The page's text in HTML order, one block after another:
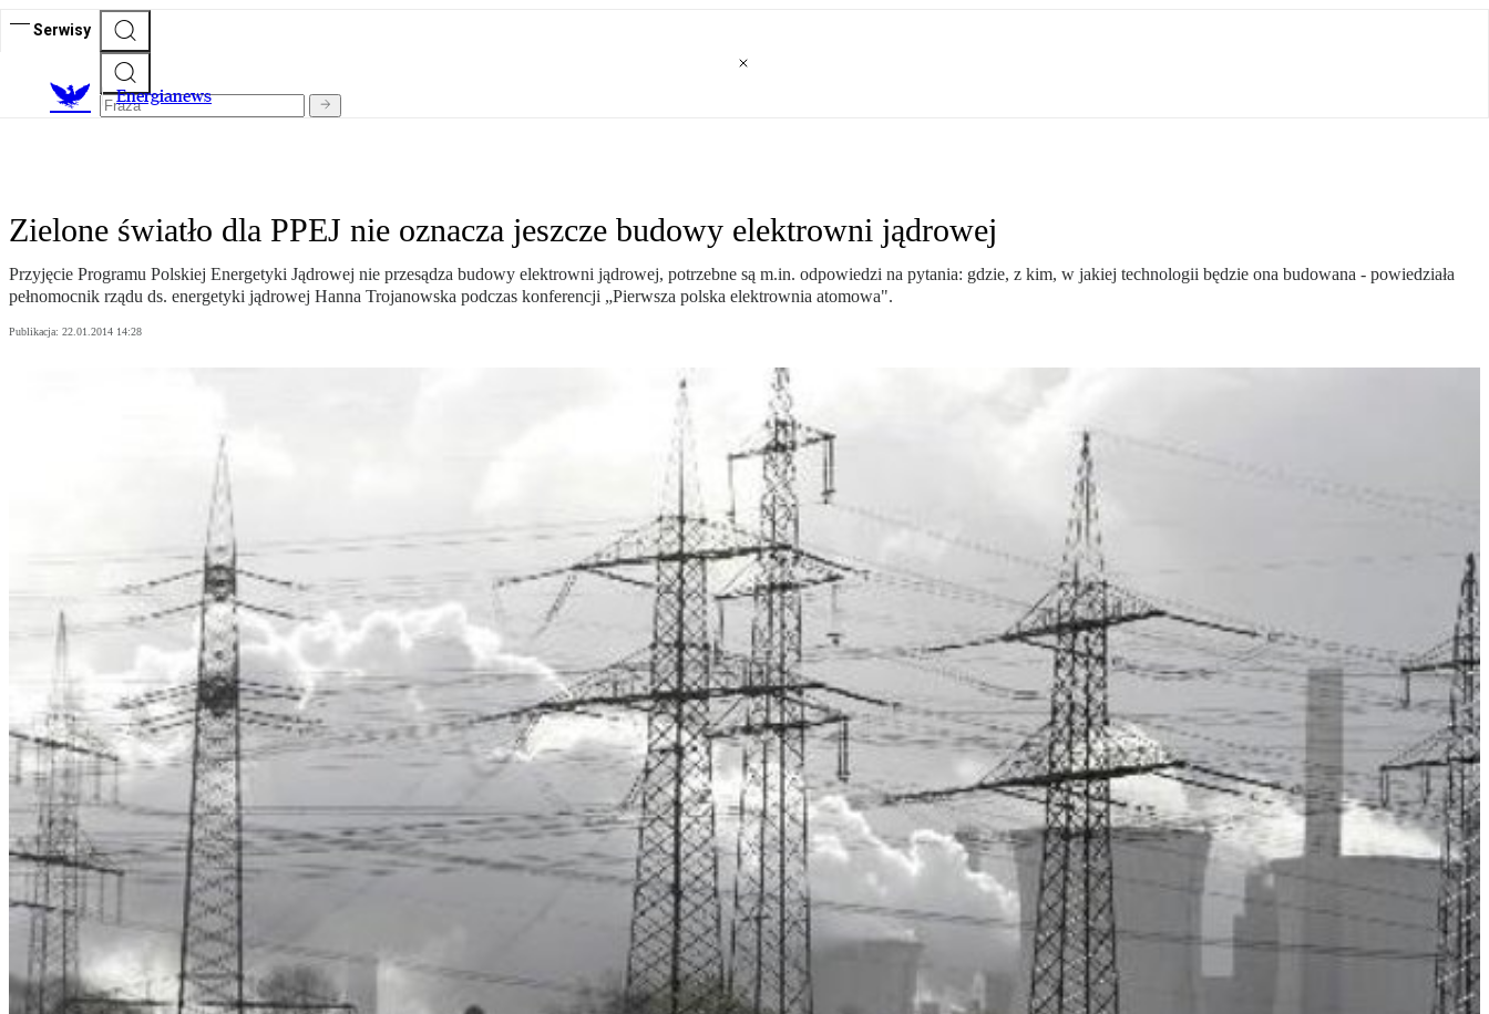
Serwisy
Energianews
Zielone światło dla PPEJ nie oznacza jeszcze budowy elektrowni jądrowej
Przyjęcie Programu Polskiej Energetyki Jądrowej nie przesądza budowy elektrowni jądrowej, potrzebne są m.in. odpowiedzi na pytania: gdzie, z kim, w jakiej technologii będzie ona budowana - powiedziała
pełnomocnik rządu ds. energetyki jądrowej Hanna Trojanowska podczas konferencji „Pierwsza polska elektrownia atomowa".
Publikacja: 22.01.2014 14:28